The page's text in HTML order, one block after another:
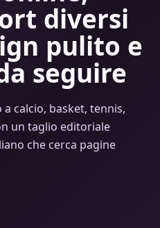
diversi
pulito e
seguire
a calcio, basket, tennis,
un taglio editoriale
che cerca pagine